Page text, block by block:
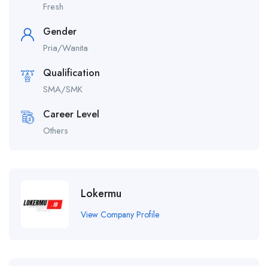
Fresh
Gender
Pria/Wanita
Qualification
SMA/SMK
Career Level
Others
Lokermu
View Company Profile